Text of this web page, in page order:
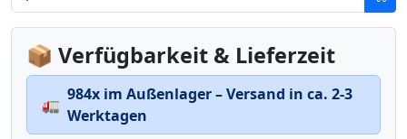
📦 Verfügbarkeit & Lieferzeit
🚛
984x im Außenlager – Versand in ca. 2-3
Werktagen